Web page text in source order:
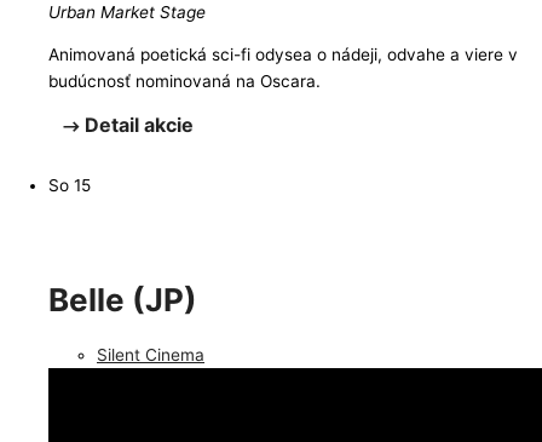
Urban Market Stage
​​Animovaná poetická sci-fi odysea o nádeji, odvahe a viere v
budúcnosť nominovaná na Oscara.
Detail akcie
So 15
Belle (JP)
Silent Cinema